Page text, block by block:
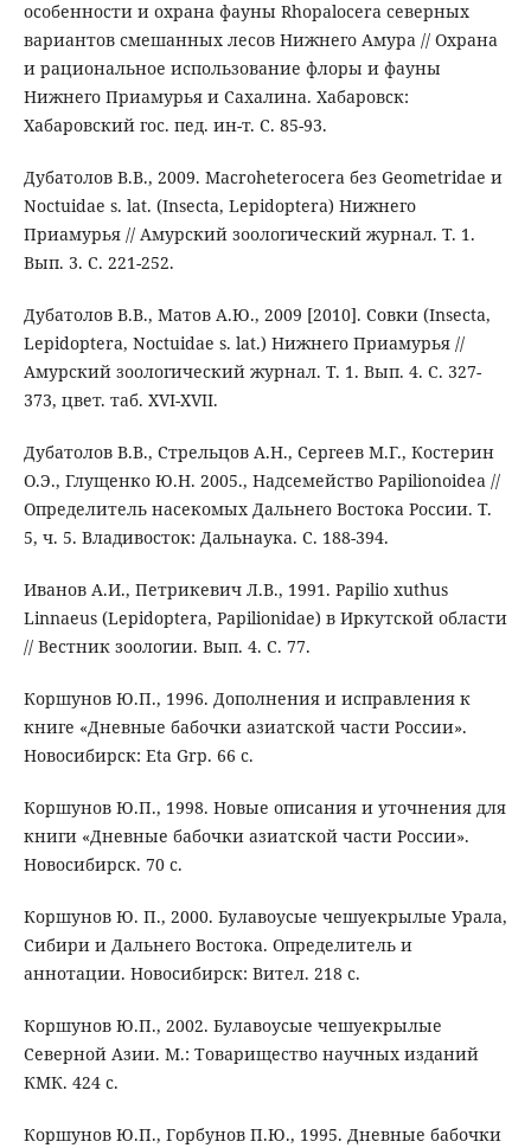
особенности и охрана фауны Rhopalocera северных
вариантов смешанных лесов Нижнего Амура // Охрана
и рациональное использование флоры и фауны
Нижнего Приамурья и Сахалина. Хабаровск:
Хабаровский гос. пед. ин-т. С. 85-93.
Дубатолов В.В., 2009. Macroheterocera без Geometridae и
Noctuidae s. lat. (Insecta, Lepidoptera) Нижнего
Приамурья // Амурский зоологический журнал. Т. 1.
Вып. 3. С. 221-252.
Дубатолов В.В., Матов А.Ю., 2009 [2010]. Совки (Insecta,
Lepidoptera, Noctuidae s. lat.) Нижнего Приамурья //
Амурский зоологический журнал. Т. 1. Вып. 4. С. 327-
373, цвет. таб. XVI-XVII.
Дубатолов В.В., Стрельцов А.Н., Сергеев М.Г., Костерин
О.Э., Глущенко Ю.Н. 2005., Надсемейство Papilionoidea //
Определитель насекомых Дальнего Востока России. Т.
5, ч. 5. Владивосток: Дальнаука. С. 188-394.
Иванов А.И., Петрикевич Л.В., 1991. Papilio xuthus
Linnaeus (Lepidoptera, Papilionidae) в Иркутской области
// Вестник зоологии. Вып. 4. С. 77.
Коршунов Ю.П., 1996. Дополнения и исправления к
книге «Дневные бабочки азиатской части России».
Новосибирск: Eta Grp. 66 с.
Коршунов Ю.П., 1998. Новые описания и уточнения для
книги «Дневные бабочки азиатской части России».
Новосибирск. 70 с.
Коршунов Ю. П., 2000. Булавоусые чешуекрылые Урала,
Сибири и Дальнего Востока. Определитель и
аннотации. Новосибирск: Вител. 218 с.
Коршунов Ю.П., 2002. Булавоусые чешуекрылые
Северной Азии. М.: Товарищество научных изданий
КМК. 424 с.
Коршунов Ю.П., Горбунов П.Ю., 1995. Дневные бабочки